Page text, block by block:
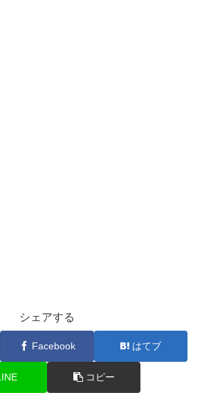
シェアする
Facebook はてブ
コピー